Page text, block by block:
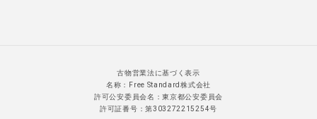
古物営業法に基づく表示
名称：Free Standard株式会社
許可公安委員会名：東京都公安委員会
許可証番号：第303272215254号